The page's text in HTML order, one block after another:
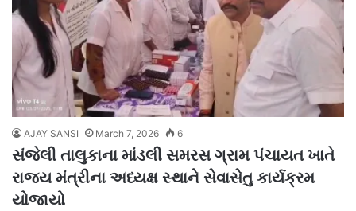
AJAY SANSI March 7, 2026 6
સંજેલી તાલુકાના માંડલી સમરસ ગ્રામ પંચાયત ખાતે
રાજ્ય મંત્રીના અધ્યક્ષ સ્થાને સેવાસેતુ કાર્યક્રમ
યોજાયો